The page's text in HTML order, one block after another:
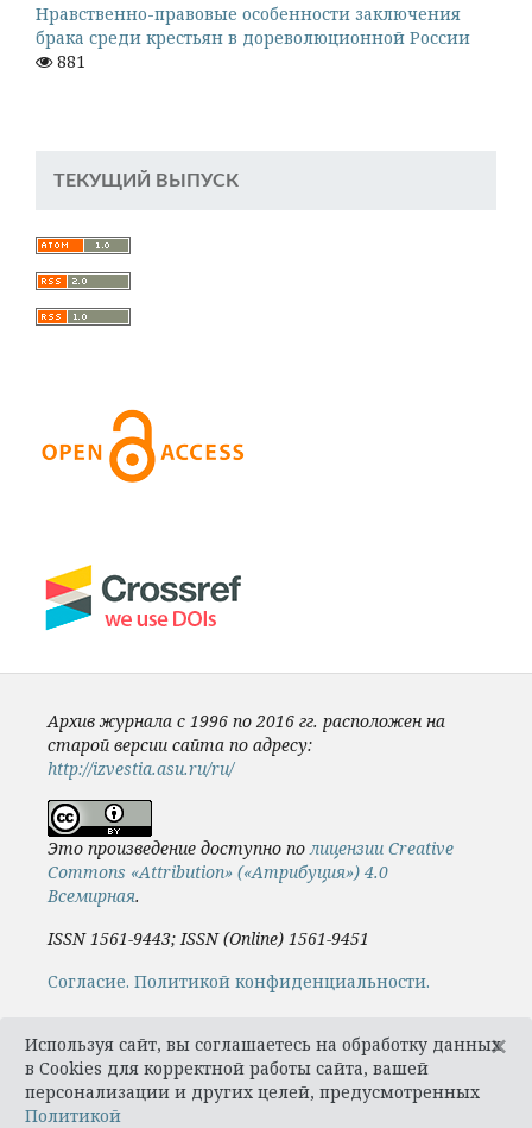
Нравственно-правовые особенности заключения
брака среди крестьян в дореволюционной России
881
ТЕКУЩИЙ ВЫПУСК
Архив журнала с 1996 по 2016 гг. расположен на
старой версии сайта по адресу:
http://izvestia.asu.ru/ru/
Это произведение доступно полицензии Creative
Commons «Attribution» («Атрибуция») 4.0
Всемирная.
ISSN 1561-9443; ISSN (Online) 1561-9451
Cогласие. Политикой конфиденциальности.
Используя сайт, вы соглашаетесь на обработку данных
в Cookies для корректной работы сайта, вашей
персонализации и других целей, предусмотренных
Политикой
×